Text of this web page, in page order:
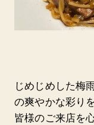
じめじめした梅
の爽やかな彩り
皆様のご来店を